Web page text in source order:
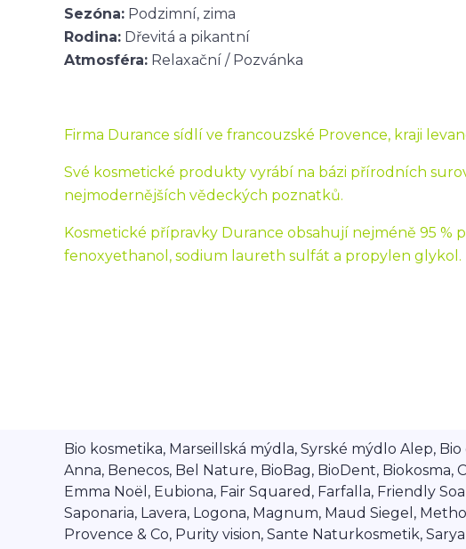
Sezóna: Podzimní, zima
Rodina: Dřevitá a pikantní
Atmosféra: Relaxační / Pozvánka
Firma Durance sídlí ve francouzské Provence, kraji
Své kosmetické produkty vyrábí na bázi přírodních
nejmodernějších vědeckých poznatků.
Kosmetické přípravky Durance obsahují nejméně 95 %
fenoxyethanol, sodium laureth sulfát a propylen glykol.
Bio kosmetika, Marseillská mýdla, Syrské mýdlo Alep,
Anna, Benecos, Bel Nature, BioBag, BioDent, Biokosma,
Emma Noël, Eubiona, Fair Squared, Farfalla, Friendly
Saponaria, Lavera, Logona, Magnum, Maud Siegel,
Provence & Co, Purity vision, Sante Naturkosmetik,